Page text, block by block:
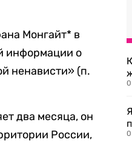
Монгайт* в
информации о
ненависти» (п.
два месяца, он
России,